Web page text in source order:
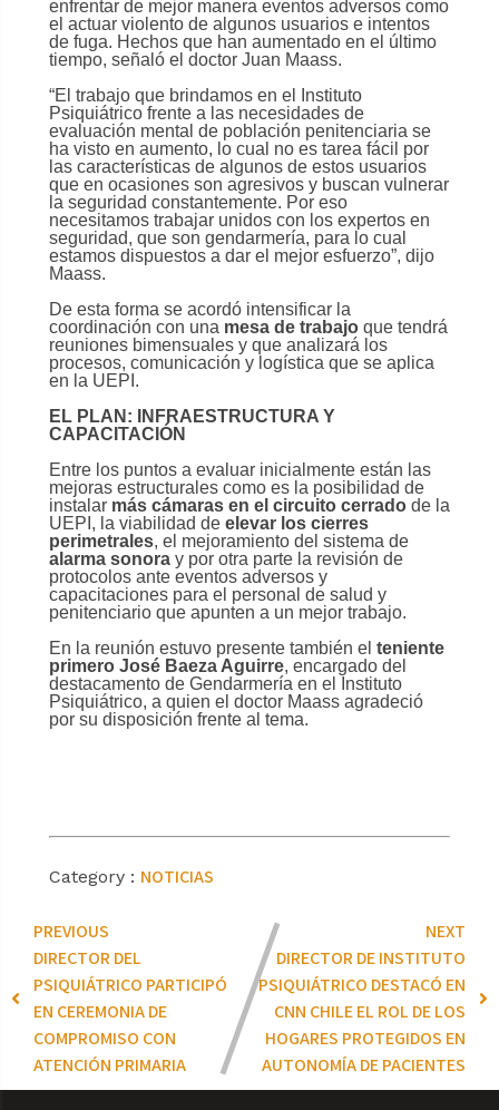
enfrentar de mejor manera eventos adversos como
el actuar violento de algunos usuarios e intentos
de fuga. Hechos que han aumentado en el último
tiempo, señaló el doctor Juan Maass.
“El trabajo que brindamos en el Instituto
Psiquiátrico frente a las necesidades de
evaluación mental de población penitenciaria se
ha visto en aumento, lo cual no es tarea fácil por
las características de algunos de estos usuarios
que en ocasiones son agresivos y buscan vulnerar
la seguridad constantemente. Por eso
necesitamos trabajar unidos con los expertos en
seguridad, que son gendarmería, para lo cual
estamos dispuestos a dar el mejor esfuerzo”, dijo
Maass.
De esta forma se acordó intensificar la
coordinación con una mesa de trabajoque tendrá
reuniones bimensuales y que analizará los
procesos, comunicación y logística que se aplica
en la UEPI.
EL PLAN: INFRAESTRUCTURA Y
CAPACITACIÓN
Entre los puntos a evaluar inicialmente están las
mejoras estructurales como es la posibilidad de
instalar más cámaras en el circuito cerradode la
UEPI, la viabilidad de elevar los cierres
perimetrales, el mejoramiento del sistema de
alarma sonoray por otra parte la revisión de
protocolos ante eventos adversos y
capacitaciones para el personal de salud y
penitenciario que apunten a un mejor trabajo.
En la reunión estuvo presente también el teniente
primero José Baeza Aguirre, encargado del
destacamento de Gendarmería en el Instituto
Psiquiátrico, a quien el doctor Maass agradeció
por su disposición frente al tema.
Category : NOTICIAS
PREVIOUS
DIRECTOR DEL
PSIQUIÁTRICO PARTICIPÓ
EN CEREMONIA DE
COMPROMISO CON
ATENCIÓN PRIMARIA
NEXT
DIRECTOR DE INSTITUTO
PSIQUIÁTRICO DESTACÓ EN
CNN CHILE EL ROL DE LOS
HOGARES PROTEGIDOS EN
AUTONOMÍA DE PACIENTES